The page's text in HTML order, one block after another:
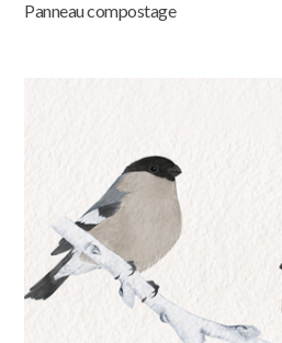
Panneau compostage